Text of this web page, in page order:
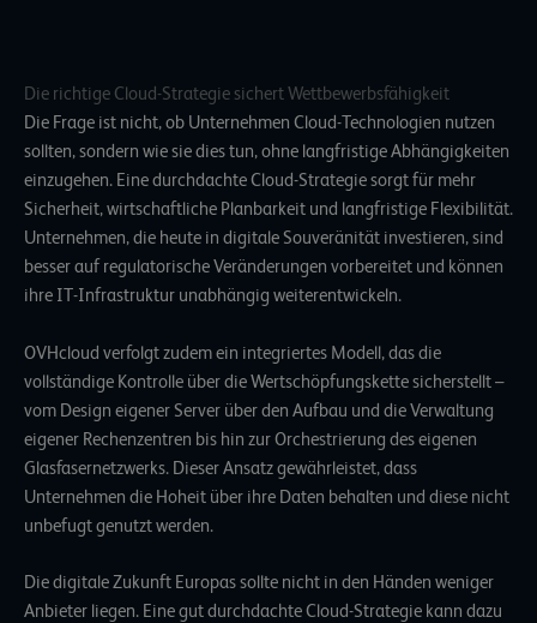
Die richtige Cloud-Strategie sichert Wettbewerbsfähigkeit
Die Frage ist nicht, ob Unternehmen Cloud-Technologien nutzen
sollten, sondern wie sie dies tun, ohne langfristige Abhängigkeiten
einzugehen. Eine durchdachte Cloud-Strategie sorgt für mehr
Sicherheit, wirtschaftliche Planbarkeit und langfristige Flexibilität.
Unternehmen, die heute in digitale Souveränität investieren, sind
besser auf regulatorische Veränderungen vorbereitet und können
ihre IT-Infrastruktur unabhängig weiterentwickeln.
OVHcloud verfolgt zudem ein integriertes Modell, das die
vollständige Kontrolle über die Wertschöpfungskette sicherstellt –
vom Design eigener Server über den Aufbau und die Verwaltung
eigener Rechenzentren bis hin zur Orchestrierung des eigenen
Glasfasernetzwerks. Dieser Ansatz gewährleistet, dass
Unternehmen die Hoheit über ihre Daten behalten und diese nicht
unbefugt genutzt werden.
Die digitale Zukunft Europas sollte nicht in den Händen weniger
Anbieter liegen. Eine gut durchdachte Cloud-Strategie kann dazu